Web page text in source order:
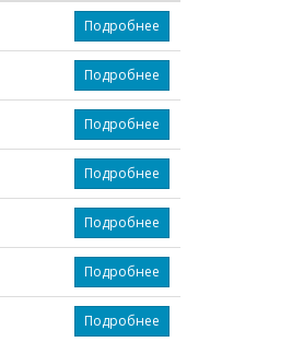
Подробнее
Подробнее
Подробнее
Подробнее
Подробнее
Подробнее
Подробнее